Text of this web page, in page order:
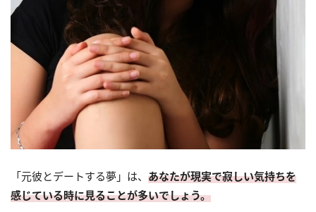
「元彼とデートする夢」は、 あなたが現実で寂しい気持ちを
感じている時に見ることが多いでしょう。